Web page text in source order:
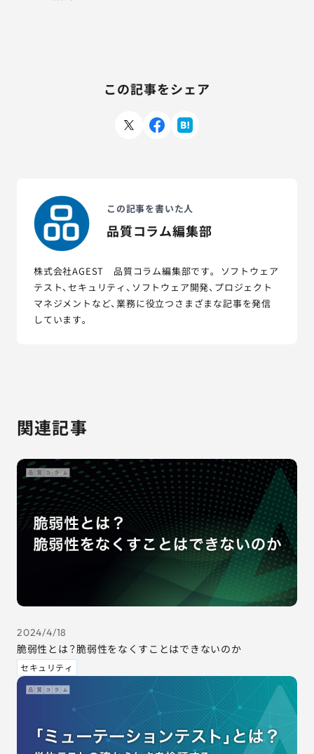
この記事をシェア
この記事を書いた人
品質コラム編集部
株式会社AGEST 品質コラム編集部です。 ソフトウェア
テスト、セキュリティ、ソフトウェア開発、プロジェクト
マネジメントなど、業務に役立つさまざまな記事を発信
しています。
関連記事
2024/4/18
脆弱性とは？脆弱性をなくすことはできないのか
セキュリティ